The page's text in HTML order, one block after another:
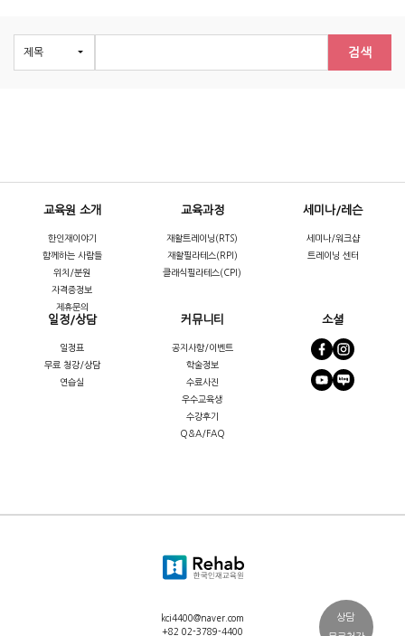
검색
교육원 소개
한인재이야기
함께하는 사람들
위치/분원
자격증정보
제휴문의
교육과정
재활트레이닝(RTS)
재활필라테스(RPI)
클래식필라테스(CPI)
세미나/레슨
세미나/워크샵
트레이닝 센터
일정/상담
일정표
무료 청강/상담
연습실
커뮤니티
공지사항/이벤트
학술정보
수료사진
우수교육생
수강후기
Q&A/FAQ
소셜
kci4400@naver.com
+82 02-3789-4400
상담